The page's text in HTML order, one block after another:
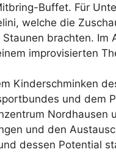
Buffet. Für
welche die
Staunen brachten. Im
improvisierten
Kinderschminken
und dem
Nordhausen
und den
dessen Potential